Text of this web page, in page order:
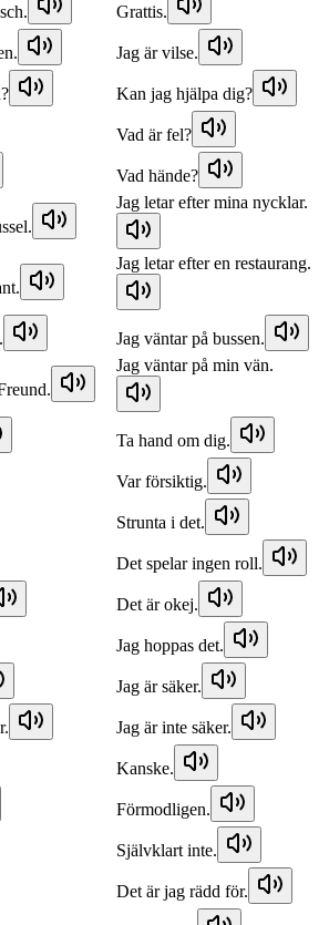
Grattis.
Jag är vilse.
Kan jag hjälpa dig?
Vad är fel?
Vad hände?
Jag letar efter mina nycklar.
Jag letar efter en restaurang.
Jag väntar på bussen.
Jag väntar på min vän.
Ta hand om dig.
Var försiktig.
Strunta i det.
Det spelar ingen roll.
Det är okej.
Jag hoppas det.
Jag är säker.
Jag är inte säker.
Kanske.
Förmodligen.
Självklart inte.
Det är jag rädd för.